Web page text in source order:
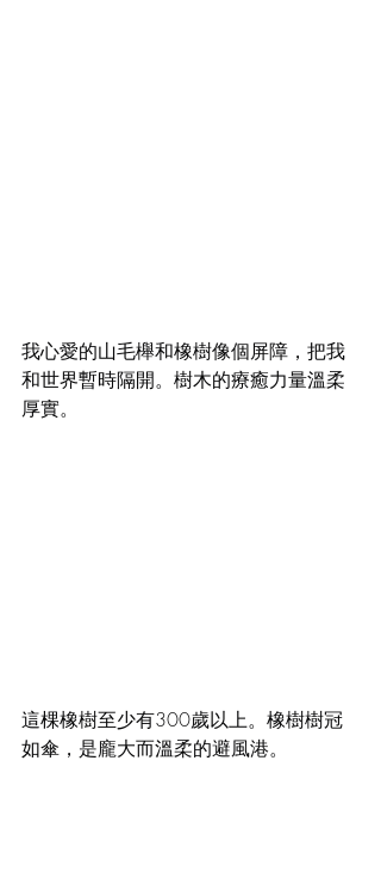
我心愛的山毛櫸和橡樹像個屏障，把我
和世界暫時隔開。樹木的療癒力量溫柔
厚實。
這棵橡樹至少有300歲以上。橡樹樹冠
如傘，是龐大而溫柔的避風港。